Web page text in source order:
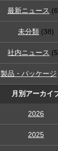
最新ニュース
未分類 (38)
社内ニュース
製品・パッケージ
月別アーカイ
2026
2025